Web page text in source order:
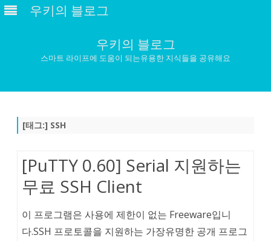
우키의 블로그
우키의 블로그
스마트 라이프에 도움이 되는유용한 지식들을 공유해요
[태그:] SSH
[PuTTY 0.60] Serial 지원하는
무료 SSH Client
이 프로그램은 사용에 제한이 없는 Freeware입니
다.SSH 프로토콜을 지원하는 가장유명한 공개 프로그